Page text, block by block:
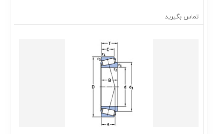
تماس بگیرید